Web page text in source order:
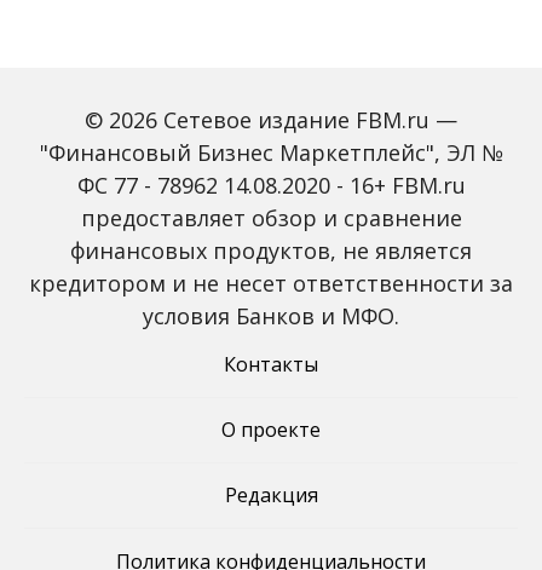
Зарплаты вырастут,
банки включат защиту
от мошенников: какие
новые законы ждут
россиян с октября
Россиян предупредили
мошенников на фоне
снижения ключевой
ставки
© 2026 Сетевое издание FBM.ru —
"Финансовый Бизнес Маркетплейс", ЭЛ №
ФС 77 - 78962 14.08.2020 - 16+ FBM.ru
предоставляет обзор и сравнение
финансовых продуктов, не является
кредитором и не несет ответственности за
условия Банков и МФО.
Контакты
О проекте
Редакция
Политика конфиденциальности